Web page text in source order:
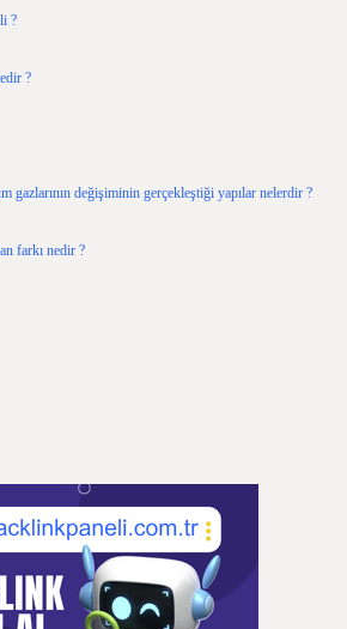
?
?
gazlarının değişiminin gerçekleştiği yapılar nelerdir ?
farkı nedir ?